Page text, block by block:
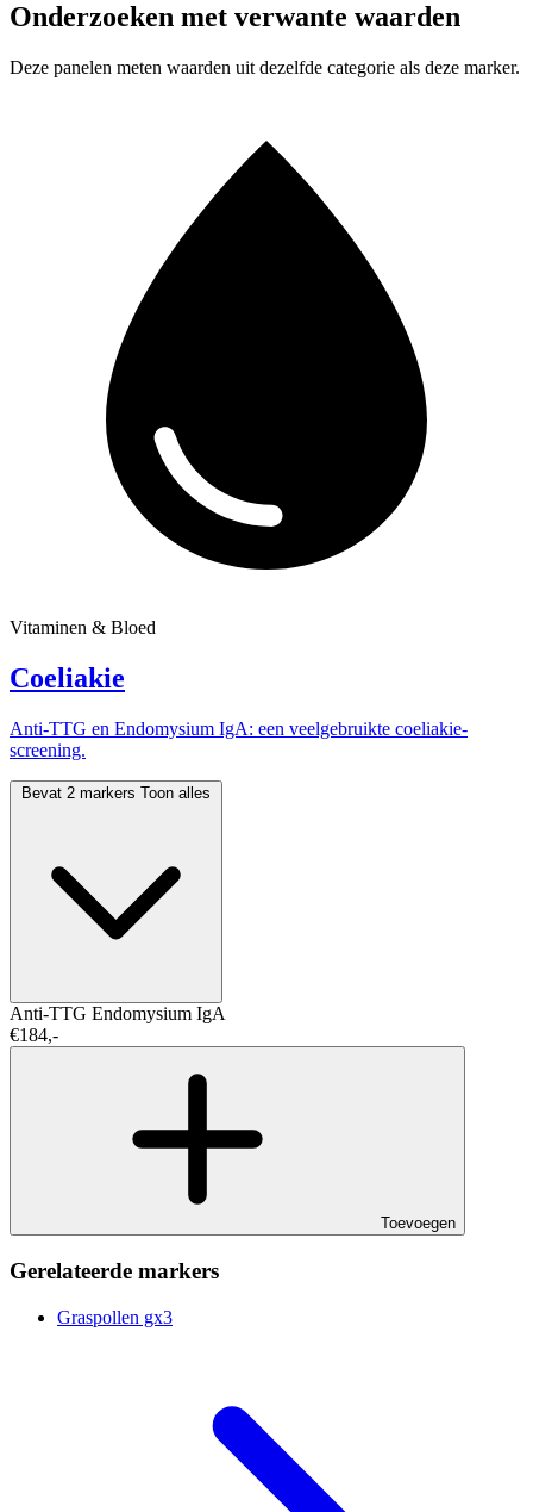
Onderzoeken met verwante waarden
Deze panelen meten waarden uit dezelfde categorie als deze marker.
Vitaminen & Bloed
Coeliakie
Anti-TTG en Endomysium IgA: een veelgebruikte coeliakie-
screening.
Bevat 2 markers Toon alles
Anti-TTG Endomysium IgA
€184,-
Toevoegen
Gerelateerde markers
Graspollen gx3